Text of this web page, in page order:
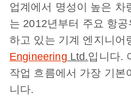
업계에서 명성이 높은 차
는 2012년부터 주요 항
하고 있는 기계 엔지니어
Engineering Ltd.입니다.
작업 흐름에서 가장 기
니다.